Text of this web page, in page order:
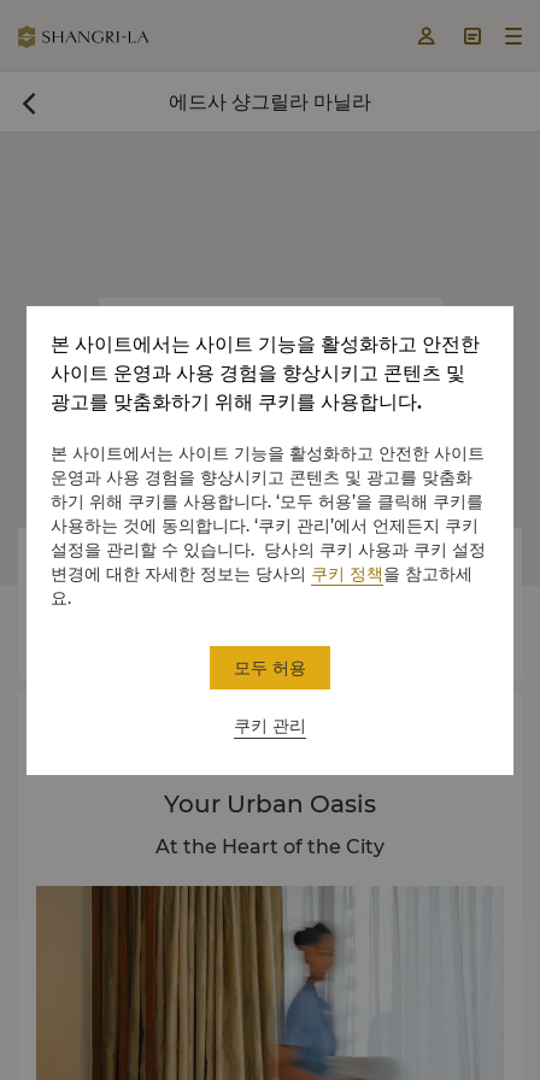
  
 에드사 샹그릴라 마닐라
 
다이닝

경험

소개
Your Urban Oasis
At the Heart of the City
본 사이트에서는 사이트 기능을 활성화하고 안전한
사이트 운영과 사용 경험을 향상시키고 콘텐츠 및
광고를 맞춤화하기 위해 쿠키를 사용합니다.
본 사이트에서는 사이트 기능을 활성화하고 안전한 사이트
운영과 사용 경험을 향상시키고 콘텐츠 및 광고를 맞춤화
하기 위해 쿠키를 사용합니다. ‘모두 허용’을 클릭해 쿠키를
사용하는 것에 동의합니다. ‘쿠키 관리’에서 언제든지 쿠키
설정을 관리할 수 있습니다. 당사의 쿠키 사용과 쿠키 설정
변경에 대한 자세한 정보는 당사의 쿠키 정책을 참고하세
요.
쿠키 관리
모두 허용